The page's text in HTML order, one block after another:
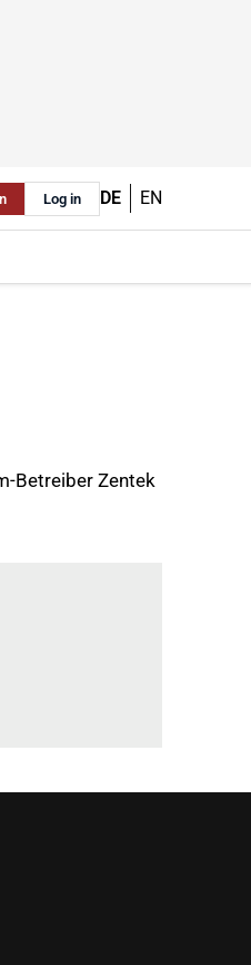
Log in DE EN
Betreiber Zentek